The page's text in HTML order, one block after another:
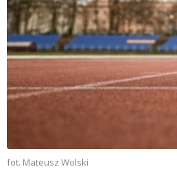
fot. Mateusz Wolski